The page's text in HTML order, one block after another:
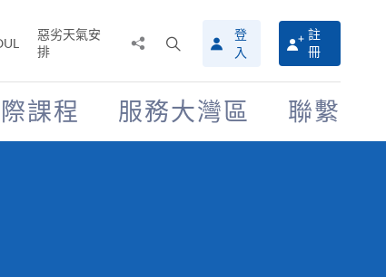
惡劣天氣安
排
搜
尋
介
面
登
入
註
冊
課程 服務大灣區 聯繫